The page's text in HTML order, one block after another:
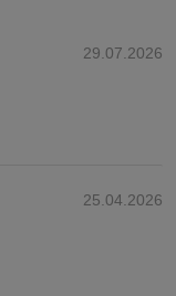
29.07.2026
25.04.2026